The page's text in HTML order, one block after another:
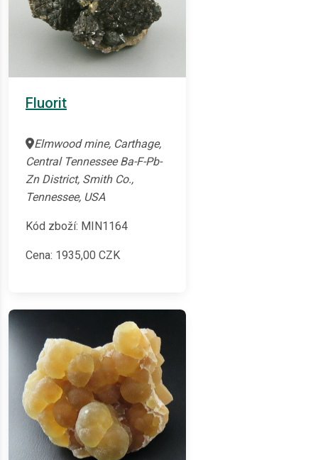
Fluorit
Elmwood mine, Carthage,
Central Tennessee Ba-F-Pb-
Zn District, Smith Co.,
Tennessee, USA
Kód zboží: MIN1164
Cena: 1935,00 CZK